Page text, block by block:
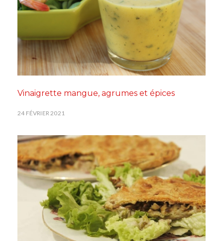
Vinaigrette mangue, agrumes et épices
24 FÉVRIER 2021